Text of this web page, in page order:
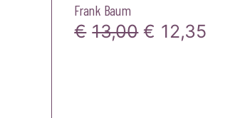
Frank Baum
€ 13,00 Il
€ 12,35